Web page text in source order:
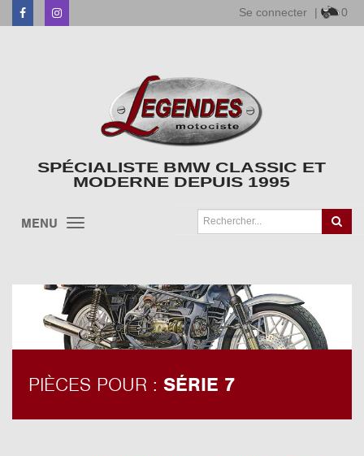
FacebookInstagram Se connecter | 0
SPÉCIALISTE BMW CLASSIC ET
MODERNE DEPUIS 1995
MENU
PIÈCES POUR : SÉRIE 7